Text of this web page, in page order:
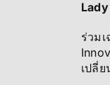
ร่วม
เปลี่